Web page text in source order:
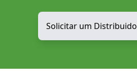
Solicitar um